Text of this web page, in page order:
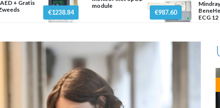
+ Gratis
€1238.84
module
€987.60
Mindray
ECG